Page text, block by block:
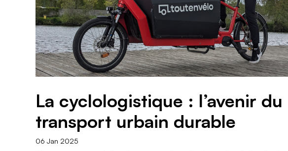
La cyclologistique : l’avenir du
transport urbain durable
06 Jan 2025